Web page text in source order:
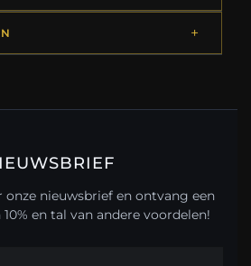
nieuwsbrief en ontvang een
en tal van andere voordelen!